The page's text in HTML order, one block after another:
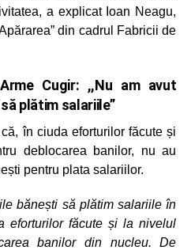
a explicat Ioan Neagu,
din cadrul Fabricii de
Cugir: ,,Nu am avut
plătim salariile”
în ciuda eforturilor făcute și
deblocarea banilor, nu au
pentru plata salariilor.
bănești să plătim salariile în
eforturilor făcute și la nivelul
banilor din nucleu. De